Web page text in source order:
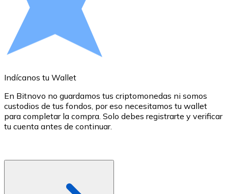
Comprar con Transferencia
Tarjeta de crédito / débito
Utiliza tarjetas Visa y Mastercard para comprar
Tienda - Tarjetas regalo
Nuevo
Compra tarjetas regalo de tus marcas favoritas con
Indícanos tu Wallet
En Bitnovo no guardamos tus criptomonedas ni somos
custodios de tus fondos, por eso necesitamos tu wallet
para completar la compra. Solo debes registrarte y verificar
tu cuenta antes de continuar.